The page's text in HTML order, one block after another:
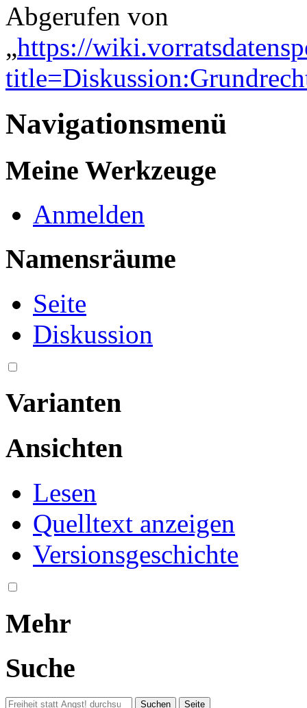
Abgerufen von
„https://
Navigationsmenü
Meine Werkzeuge
Anmelden
Namensräume
Seite
Diskussion
Varianten
Ansichten
Lesen
Quelltext anzeigen
Versionsgeschichte
Mehr
Suche